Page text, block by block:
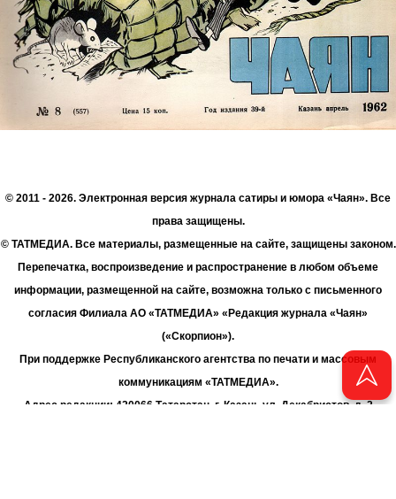
© 2011 - 2026. Электронная версия журнала сатиры и юмора «Чаян». Все
права защищены.
© ТАТМЕДИА. Все материалы, размещенные на сайте, защищены законом.
Перепечатка, воспроизведение и распространение в любом объеме
информации, размещенной на сайте, возможна только с письменного
согласия Филиала АО «ТАТМЕДИА» «Редакция журнала «Чаян»
(«Скорпион»).
При поддержке Республиканского агентства по печати и массовым
коммуникациям «ТАТМЕДИА».
Адрес редакции: 420066 Татарстан, г. Казань ул. Декабристов, д. 2